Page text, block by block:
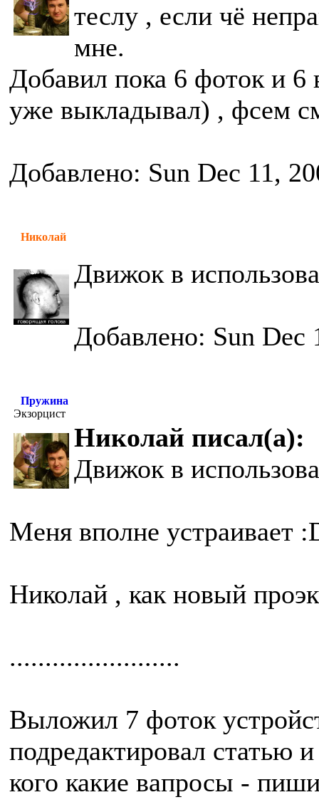
теслу , если чё
мне.
Добавил пока 6 фоток и
уже выкладывал) , фсем
Добавлено: Sun Dec 11,
Николай
Движок в
Добавлено: Sun Dec
Пружина
Экзорцист
Николай писал(а):
Движок в
Меня вполне устраивает
Николай , как новый
........................
Выложил 7 фоток
подредактировал статью
кого какие вапросы -